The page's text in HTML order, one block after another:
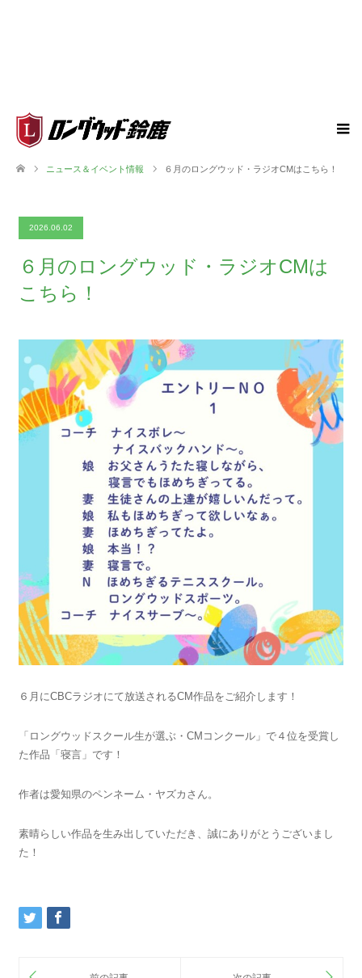
ニュース＆イベント情報 ６月のロングウッド・ラジオCMはこちら！
2026.06.02
６月のロングウッド・ラジオCMは
こちら！
６月にCBCラジオにて放送されるCM作品をご紹介します！
「ロングウッドスクール生が選ぶ・CMコンクール」で４位を受賞し
た作品「寝言」です！
作者は愛知県のペンネーム・ヤズカさん。
素晴らしい作品を生み出していただき、誠にありがとうございまし
た！